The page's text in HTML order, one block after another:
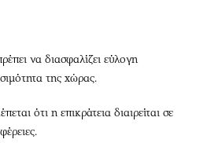
να διασφαλίζει εύλογη
της χώρας.
ότι η επικράτεια διαιρείται σε